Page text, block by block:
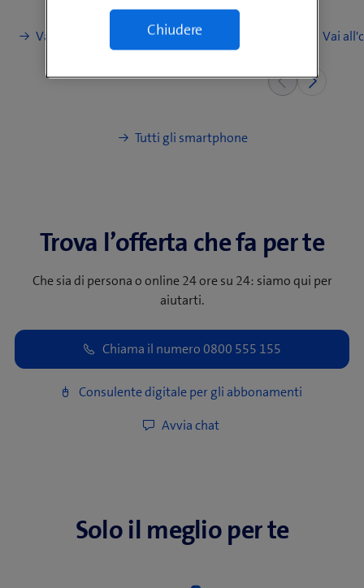
Tutti gli smartphone
Trova l’offerta che fa per te
Che sia di persona o online 24 ore su 24: siamo qui per
aiutarti.
Solo il meglio per te
Chiudere